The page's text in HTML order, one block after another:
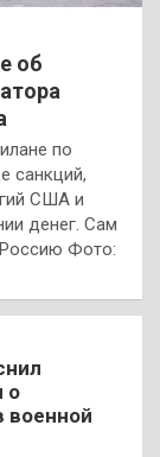
об
по
санкций,
США и
денег. Сам
Россию Фото:
о
военной